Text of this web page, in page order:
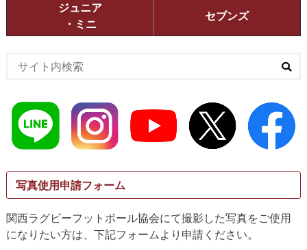
ジュニア
・ミニ
セブンズ
写真使用申請フォーム
関西ラグビーフットボール協会にて撮影した写真をご使用
になりたい方は、下記フォームより申請ください。